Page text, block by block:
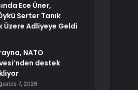
Ece Üner,
Serter Tanık
Adliyeye Geldi
NATO
destek
7, 2026